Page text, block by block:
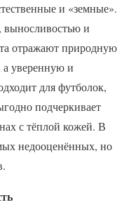
и «земные».
и
отражают природную
уверенную и
для футболок,
подчеркивает
с тёплой кожей. В
недооценённых, но